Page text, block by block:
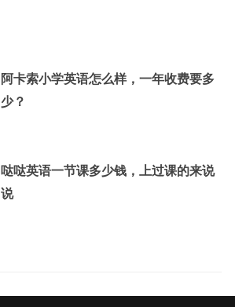
阿卡索小学英语怎么样，一年收费要多
少？
哒哒英语一节课多少钱，上过课的来说
说